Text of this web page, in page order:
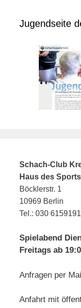
Jugendseite
Schach-Club
Haus des Sports
Böcklerstr. 1
10969 Berlin
Tel.: 030 6159191
Spielabend
Freitags ab
Anfragen per
Anfahrt mit